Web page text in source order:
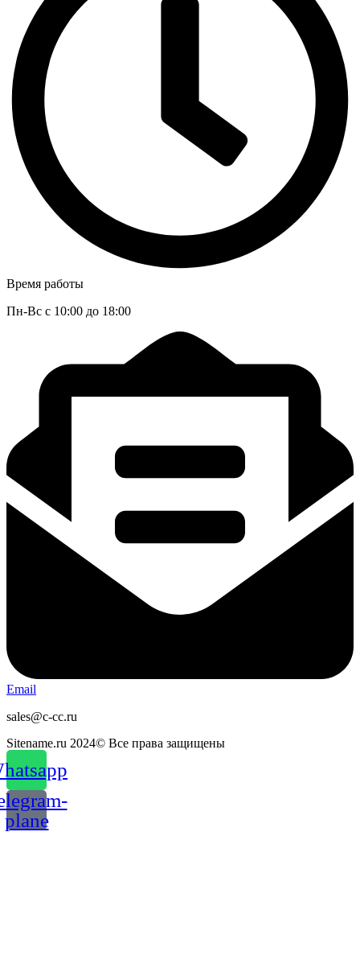
Время работы
Пн-Вс с 10:00 до 18:00
Email
sales@c-cc.ru
Sitename.ru 2024© Все права защищены
plane